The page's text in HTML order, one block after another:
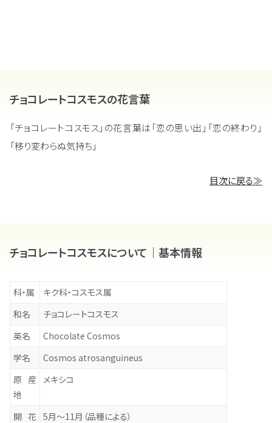
チョコレートコスモスの花言葉
「チョコレートコスモス」の花言葉は「恋の思い出」「恋の終わり」
「移り変わらぬ気持ち」
目次に戻る≫
チョコレートコスモスについて｜基本情報
科・属
キク科・コスモス属
和名
チョコレートコスモス
英名
Chocolate Cosmos
学名
Cosmos atrosanguineus
原産
地
メキシコ
開花 5月～11月（品種による）